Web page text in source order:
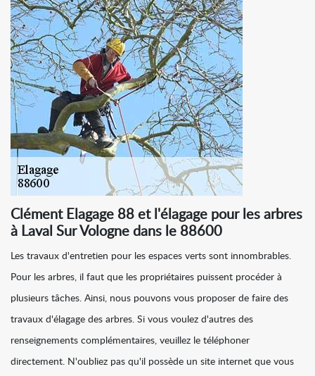
Clément Elagage 88 et l'élagage pour les arbres
à Laval Sur Vologne dans le 88600
Les travaux d'entretien pour les espaces verts sont innombrables.
Pour les arbres, il faut que les propriétaires puissent procéder à
plusieurs tâches. Ainsi, nous pouvons vous proposer de faire des
travaux d'élagage des arbres. Si vous voulez d'autres des
renseignements complémentaires, veuillez le téléphoner
directement. N'oubliez pas qu'il possède un site internet que vous